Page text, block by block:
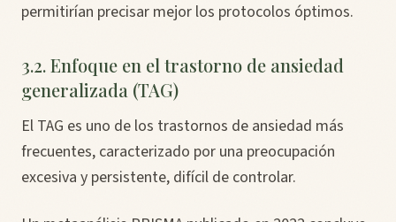
permitirían precisar mejor los protocolos óptimos.
3.2. Enfoque en el trastorno de ansiedad
generalizada (TAG)
El TAG es uno de los trastornos de ansiedad más
frecuentes, caracterizado por una preocupación
excesiva y persistente, difícil de controlar.